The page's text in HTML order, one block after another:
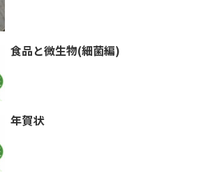
食品と微生物(細菌編)
年賀状